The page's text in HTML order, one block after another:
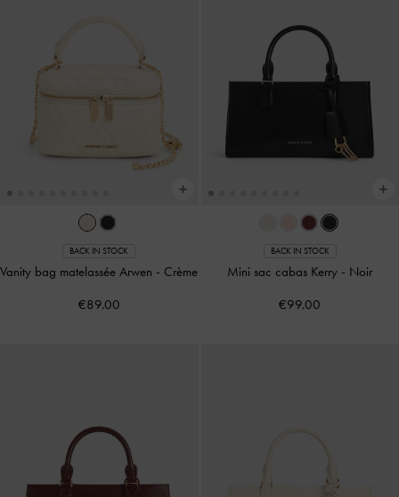
BACK IN STOCK
Vanity bag matelassée Arwen - Crème
€89.00
BACK IN STOCK
Mini sac cabas Kerry - Noir
€99.00